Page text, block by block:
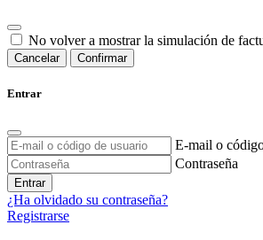
No volver a mostrar la simulación de
Cancelar Confirmar
Entrar
E-mail o
Contraseña
Entrar
¿Ha olvidado su contraseña?
Registrarse